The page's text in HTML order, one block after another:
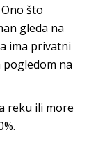
što
gleda na
ima privatni
pogledom na
reku ili more